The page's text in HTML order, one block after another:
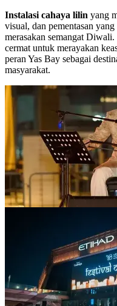
Instalasi cahaya lilin yang
visual, dan pementasan
merasakan semangat
cermat untuk merayakan
peran Yas Bay sebagai
masyarakat.